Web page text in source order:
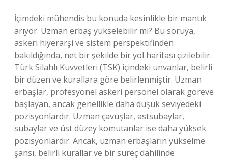
İçimdeki mühendis bu konuda kesinlikle bir mantık
arıyor. Uzman erbaş yükselebilir mi? Bu soruya,
askeri hiyerarşi ve sistem perspektifinden
bakıldığında, net bir şekilde bir yol haritası çizilebilir.
Türk Silahlı Kuvvetleri (TSK) içindeki unvanlar, belirli
bir düzen ve kurallara göre belirlenmiştir. Uzman
erbaşlar, profesyonel askeri personel olarak göreve
başlayan, ancak genellikle daha düşük seviyedeki
pozisyonlardır. Uzman çavuşlar, astsubaylar,
subaylar ve üst düzey komutanlar ise daha yüksek
pozisyonlardır. Ancak, uzman erbaşların yükselme
şansı, belirli kurallar ve bir süreç dahilinde